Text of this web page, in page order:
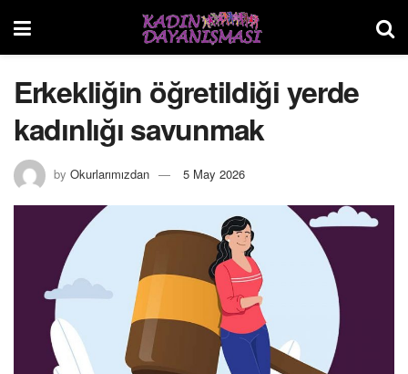
Erkekliğin öğretildiği yerde
kadınlığı savunmak
by Okurlarımızdan 5 May 2026